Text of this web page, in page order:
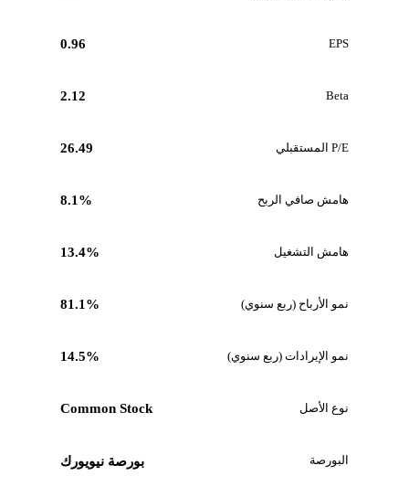
EPS
0.96
Beta
2.12
P/E المستقبلي 26.49
هامش صافي الربح 8.1%
هامش التشغيل 13.4%
نمو الأرباح (ربع سنوي) 81.1%
نمو الإيرادات (ربع سنوي) 14.5%
نوع الأصل Common Stock
البورصة بورصة نيويورك